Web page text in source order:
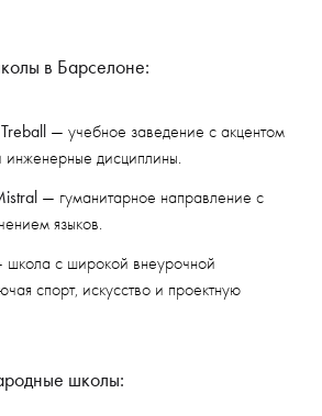
в Барселоне:
— учебное заведение с акцентом
инженерные дисциплины.
— гуманитарное направление с
языков.
школа с широкой внеурочной
спорт, искусство и проектную
школы: